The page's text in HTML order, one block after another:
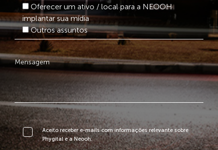
Oferecer um ativo / local para a NEOOH
implantar sua mídia
Outros assuntos
Aceito receber e-mails com informações relevante sobre
Phygital e a Neooh.